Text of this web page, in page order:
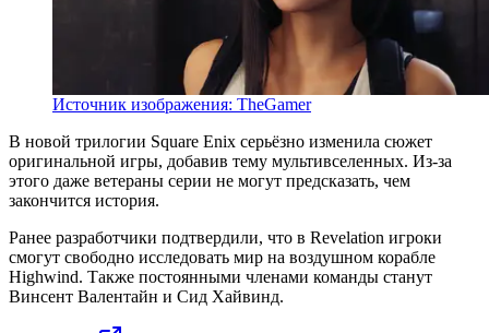
Источник изображения: TheGamer
В новой трилогии Square Enix серьёзно изменила сюжет
оригинальной игры, добавив тему мультивселенных. Из-за
этого даже ветераны серии не могут предсказать, чем
закончится история.
Ранее разработчики подтвердили, что в Revelation игроки
смогут свободно исследовать мир на воздушном корабле
Highwind. Также постоянными членами команды станут
Винсент Валентайн и Сид Хайвинд.